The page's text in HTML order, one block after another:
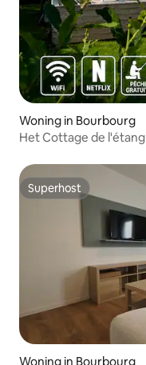
Woning in Bourbourg
Het Cottage de l'étang
Superhost
Superhost
Woning in Bourbourg